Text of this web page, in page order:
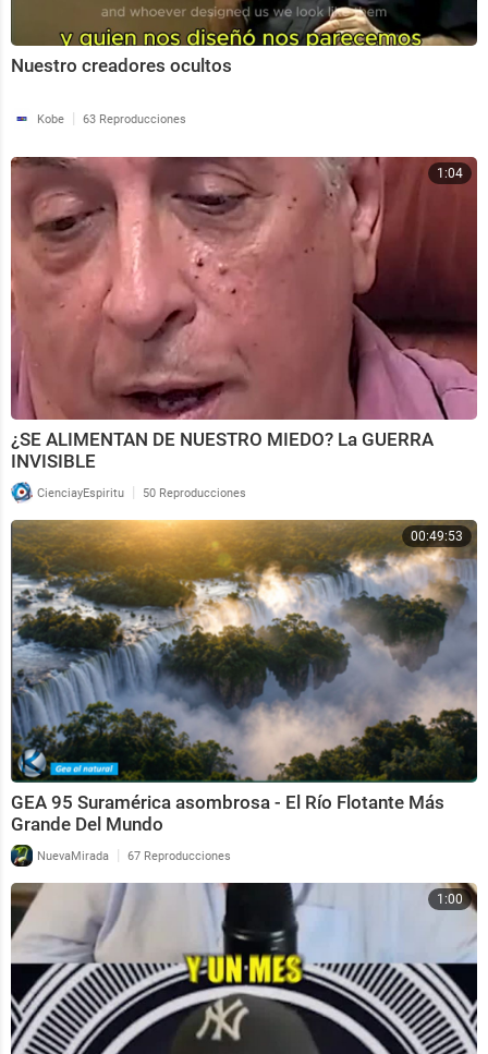
Nuestro creadores ocultos
Kobe | 63 Reproducciones
1:04
¿SE ALIMENTAN DE NUESTRO MIEDO? La GUERRA
INVISIBLE
CienciayEspiritu | 50 Reproducciones
00:49:53
GEA 95 Suramérica asombrosa - El Río Flotante Más
Grande Del Mundo
NuevaMirada | 67 Reproducciones
1:00